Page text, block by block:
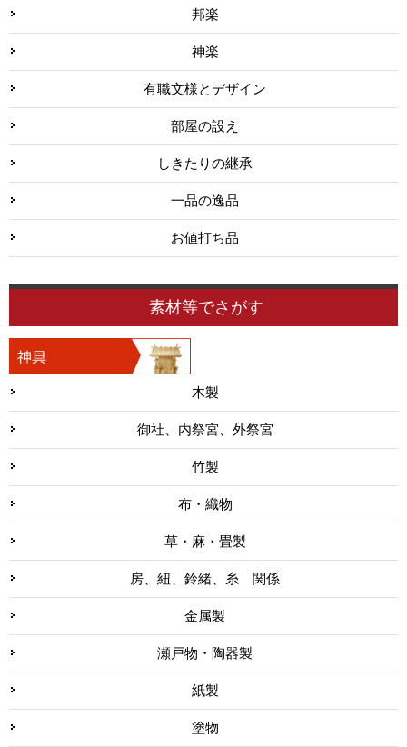
邦楽
神楽
有職文様とデザイン
部屋の設え
しきたりの継承
一品の逸品
お値打ち品
素材等でさがす
木製
御社、内祭宮、外祭宮
竹製
布・織物
草・麻・畳製
房、紐、鈴緒、糸 関係
金属製
瀬戸物・陶器製
紙製
塗物